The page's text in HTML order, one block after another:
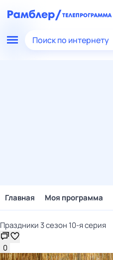
Поиск по интернету
Главная Моя программа
Праздники 3 сезон 10-я серия
0